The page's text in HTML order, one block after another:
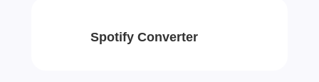
Spotify Converter